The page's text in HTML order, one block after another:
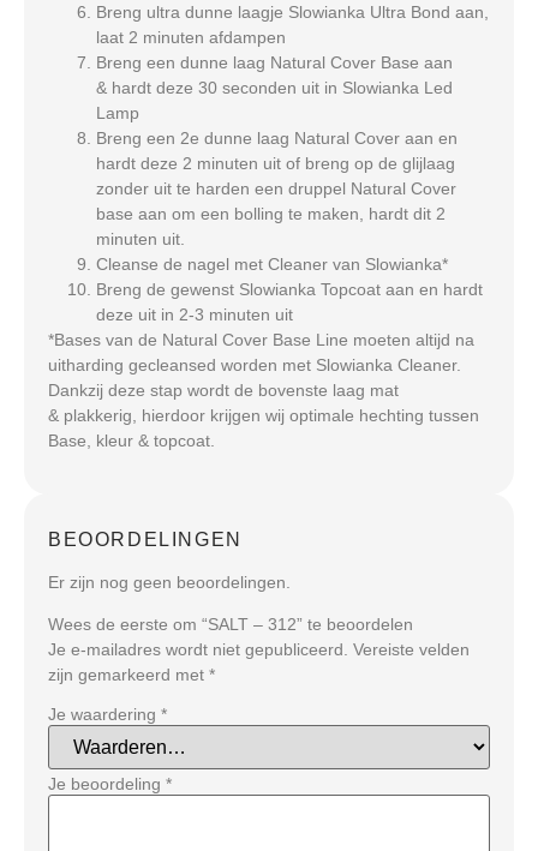
Breng ultra dunne laagje Slowianka Ultra Bond aan,
laat 2 minuten afdampen
Breng een dunne laag Natural Cover Base aan
& hardt deze 30 seconden uit in Slowianka Led
Lamp
Breng een 2e dunne laag Natural Cover aan en
hardt deze 2 minuten uit of breng op de glijlaag
zonder uit te harden een druppel Natural Cover
base aan om een bolling te maken, hardt dit 2
minuten uit.
Cleanse de nagel met Cleaner van Slowianka*
Breng de gewenst Slowianka Topcoat aan en hardt
deze uit in 2-3 minuten uit
*Bases van de Natural Cover Base Line moeten altijd na
uitharding gecleansed worden met Slowianka Cleaner.
Dankzij deze stap wordt de bovenste laag mat
& plakkerig, hierdoor krijgen wij optimale hechting tussen
Base, kleur & topcoat.
BEOORDELINGEN
Er zijn nog geen beoordelingen.
Wees de eerste om “SALT – 312” te beoordelen
Je e-mailadres wordt niet gepubliceerd. Vereiste velden
zijn gemarkeerd met *
Je waardering *
Je beoordeling *